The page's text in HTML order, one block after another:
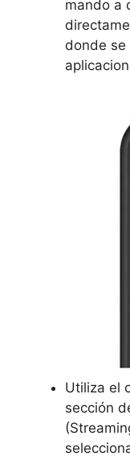
mando a
donde
Utiliza el
sección